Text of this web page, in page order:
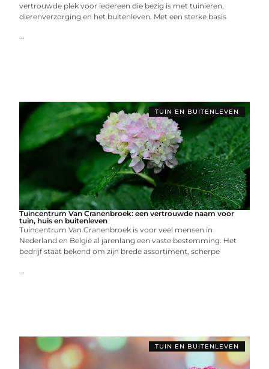
vertrouwde plek voor iedereen die bezig is met tuinieren,
dierenverzorging en het buitenleven. Met een sterke basis
...
TUIN EN BUITENLEVEN
Tuincentrum Van Cranenbroek: een vertrouwde naam voor
tuin, huis en buitenleven
Tuincentrum Van Cranenbroek is voor veel mensen in
Nederland en België al jarenlang een vaste bestemming. Het
bedrijf staat bekend om zijn brede assortiment, scherpe
...
TUIN EN BUITENLEVEN